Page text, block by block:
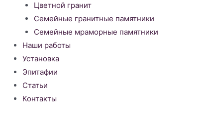
Цветной гранит
Семейные гранитные памятники
Семейные мраморные памятники
Наши работы
Установка
Эпитафии
Статьи
Контакты